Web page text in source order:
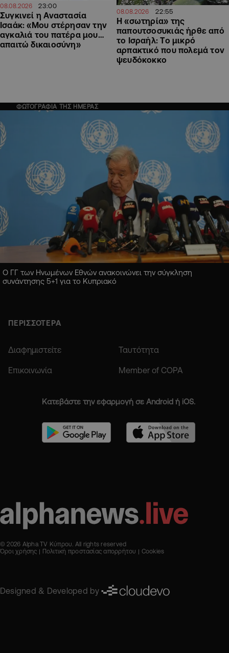
08.08.2026 23:00
Συγκινεί η Αναστασία
Ισαάκ: «Μου στέρησαν την
αγκαλιά του πατέρα μου…
απαιτώ δικαιοσύνη»
08.08.2026 22:55
Η «σωτηρία» της
παπουτσοσυκιάς ήρθε από
το Ισραήλ: Το μικρό
αρπακτικό που πολεμά τον
ψευδόκοκκο
ΦΩΤΟΓΡΑΦΙΑ ΤΗΣ ΗΜΕΡΑΣ
Ο ΓΓ των Ηνωμένων Εθνών ανακοινώνει την σύγκληση
συνάντησης 5+1 για το Κυπριακό
ΠΕΡΙΣΣΟΤΕΡΑ
Διαφημιστείτε Ταυτότητα
Επικοινωνία Member of COPA
Κατεβάστε την εφαρμογή σε Android ή iOS.
© 2026 Alpha TV Κύπρου. All rights reserved
Όροι χρήσης
Πολιτική προστασίας απορρήτου Cookies
Designed & Developed by